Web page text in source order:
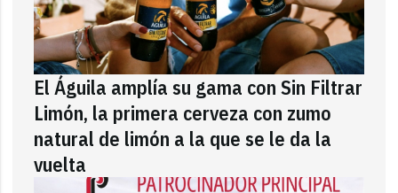
El Águila amplía su gama con Sin Filtrar
Limón, la primera cerveza con zumo
natural de limón a la que se le da la
vuelta